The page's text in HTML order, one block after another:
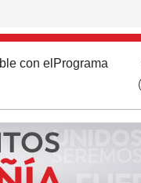
con el Programa